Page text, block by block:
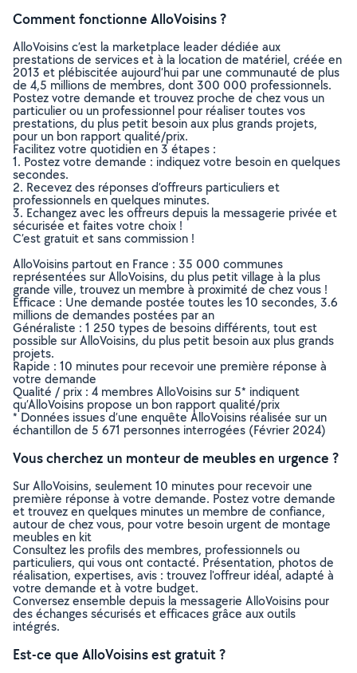
Comment fonctionne AlloVoisins ?
AlloVoisins c’est la marketplace leader dédiée aux
prestations de services et à la location de matériel, créée en
2013 et plébiscitée aujourd’hui par une communauté de plus
de 4,5 millions de membres, dont 300 000 professionnels.
Postez votre demande et trouvez proche de chez vous un
particulier ou un professionnel pour réaliser toutes vos
prestations, du plus petit besoin aux plus grands projets,
pour un bon rapport qualité/prix.
Facilitez votre quotidien en 3 étapes :
1. Postez votre demande : indiquez votre besoin en quelques
secondes.
2. Recevez des réponses d’offreurs particuliers et
professionnels en quelques minutes.
3. Echangez avec les offreurs depuis la messagerie privée et
sécurisée et faites votre choix !
C’est gratuit et sans commission !
AlloVoisins partout en France : 35 000 communes
représentées sur AlloVoisins, du plus petit village à la plus
grande ville, trouvez un membre à proximité de chez vous !
Efficace : Une demande postée toutes les 10 secondes, 3.6
millions de demandes postées par an
Généraliste : 1 250 types de besoins différents, tout est
possible sur AlloVoisins, du plus petit besoin aux plus grands
projets.
Rapide : 10 minutes pour recevoir une première réponse à
votre demande
Qualité / prix : 4 membres AlloVoisins sur 5* indiquent
qu’AlloVoisins propose un bon rapport qualité/prix
* Données issues d’une enquête AlloVoisins réalisée sur un
échantillon de 5 671 personnes interrogées (Février 2024)
Vous cherchez un monteur de meubles en urgence ?
Sur AlloVoisins, seulement 10 minutes pour recevoir une
première réponse à votre demande. Postez votre demande
et trouvez en quelques minutes un membre de confiance,
autour de chez vous, pour votre besoin urgent de montage
meubles en kit
Consultez les profils des membres, professionnels ou
particuliers, qui vous ont contacté. Présentation, photos de
réalisation, expertises, avis : trouvez l'offreur idéal, adapté à
votre demande et à votre budget.
Conversez ensemble depuis la messagerie AlloVoisins pour
des échanges sécurisés et efficaces grâce aux outils
intégrés.
Est-ce que AlloVoisins est gratuit ?